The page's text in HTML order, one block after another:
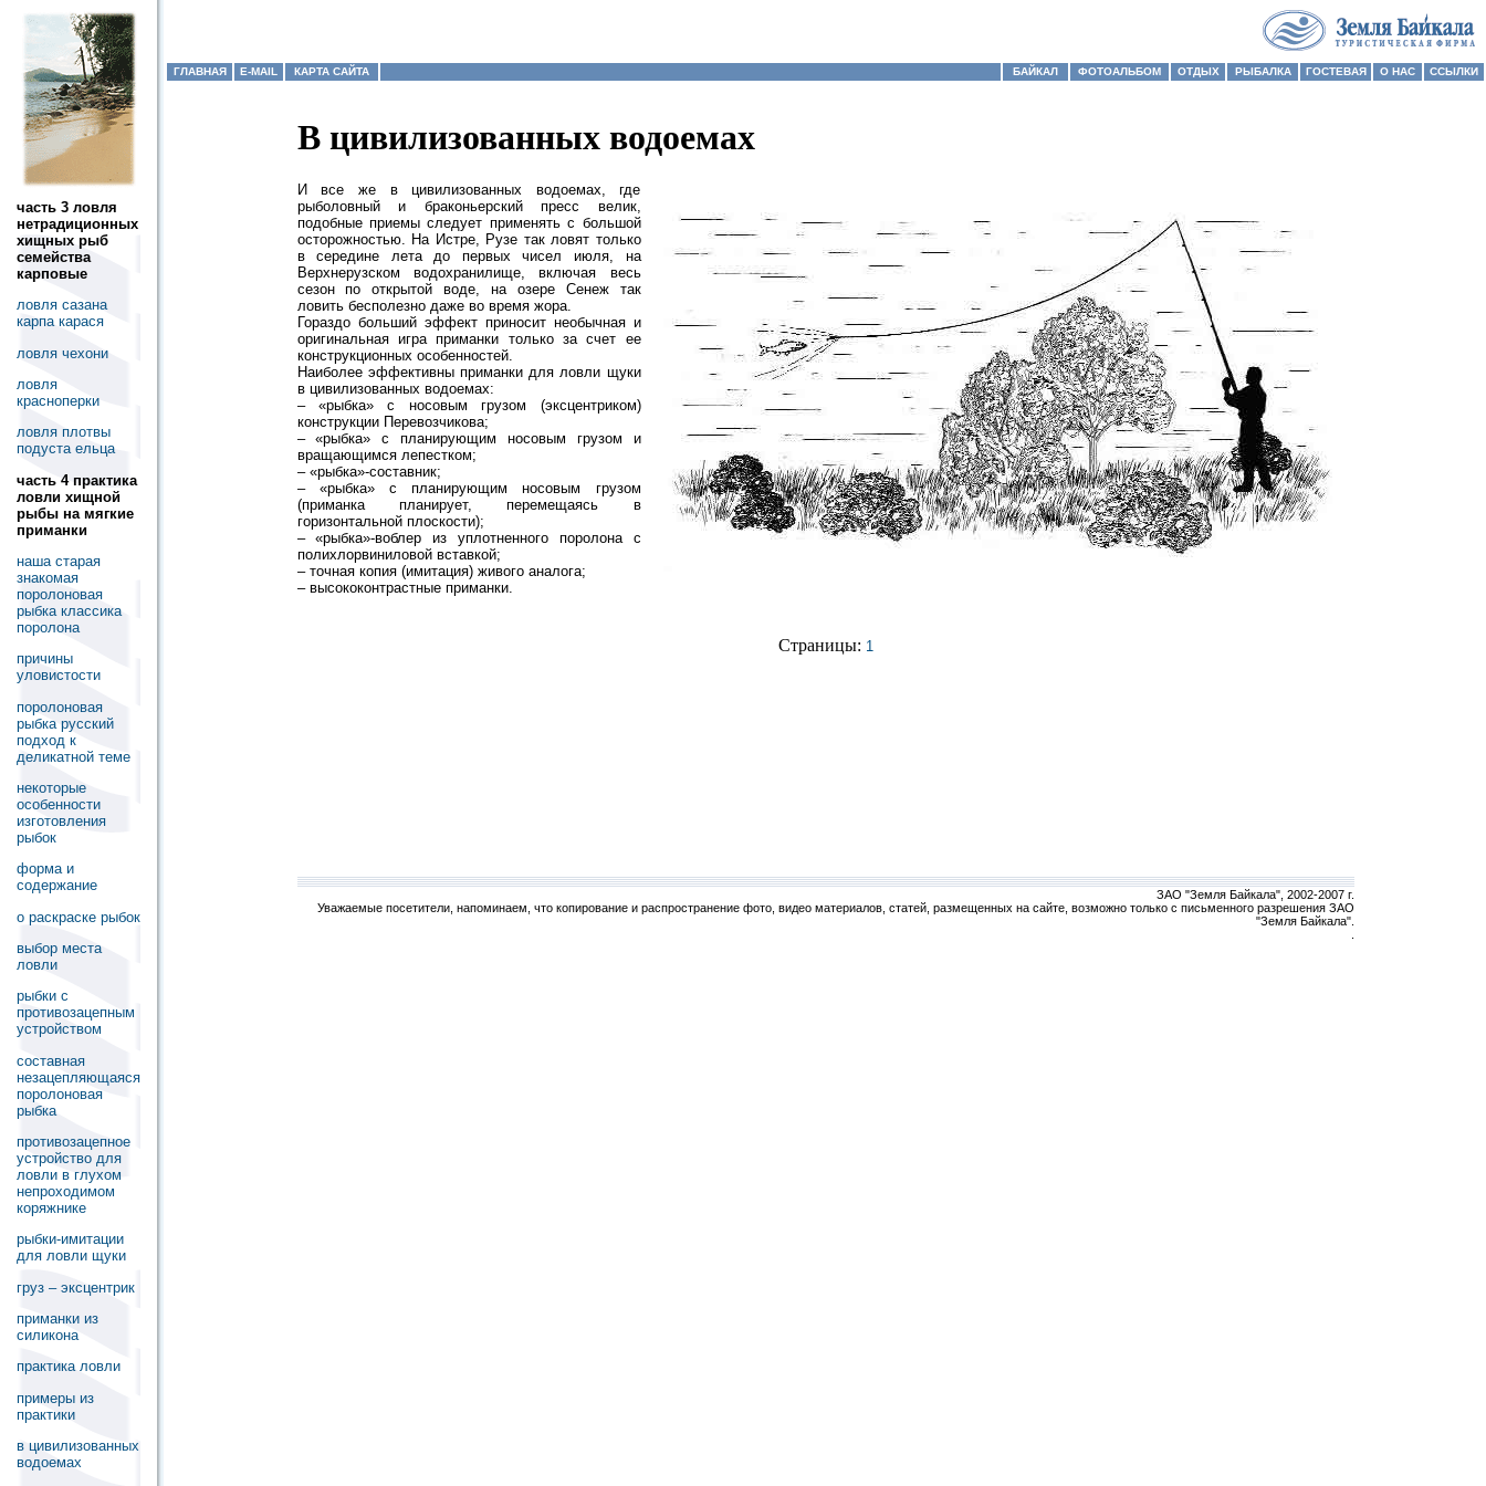
часть 3 ловля
нетрадиционных
хищных рыб
семейства
карповые
ловля сазана
карпа карася
ловля чехони
ловля
красноперки
ловля плотвы
подуста ельца
часть 4 практика
ловли хищной
рыбы на мягкие
приманки
наша старая
знакомая
поролоновая
рыбка классика
поролона
причины
уловистости
поролоновая
рыбка русский
подход к
деликатной теме
некоторые
особенности
изготовления
рыбок
форма и
содержание
о раскраске рыбок
выбор места
ловли
рыбки с
противозацепным
устройством
составная
незацепляющаяся
поролоновая
рыбка
противозацепное
устройство для
ловли в глухом
непроходимом
коряжнике
рыбки-имитации
для ловли щуки
груз – эксцентрик
приманки из
силикона
практика ловли
примеры из
практики
в цивилизованных
водоемах
ГЛАВНАЯ E-MAIL КАРТА САЙТА БАЙКАЛ ФОТОАЛЬБОМ ОТДЫХ РЫБАЛКА ГОСТЕВАЯ О НАС ССЫЛКИ
В цивилизованных водоемах
И все же в цивилизованных водоемах, где
рыболовный и браконьерский пресс велик,
подобные приемы следует применять с большой
осторожностью. На Истре, Рузе так ловят только
в середине лета до первых чисел июля, на
Верхнерузском водохранилище, включая весь
сезон по открытой воде, на озере Сенеж так
ловить бесполезно даже во время жора.
Гораздо больший эффект приносит необычная и
оригинальная игра приманки только за счет ее
конструкционных особенностей.
Наиболее эффективны приманки для ловли щуки
в цивилизованных водоемах:
– «рыбка» с носовым грузом (эксцентриком)
конструкции Перевозчикова;
– «рыбка» с планирующим носовым грузом и
вращающимся лепестком;
– «рыбка»-составник;
– «рыбка» с планирующим носовым грузом
(приманка планирует, перемещаясь в
горизонтальной плоскости);
– «рыбка»-воблер из уплотненного поролона с
полихлорвиниловой вставкой;
– точная копия (имитация) живого аналога;
– высококонтрастные приманки.
Страницы: 1
ЗАО "Земля Байкала", 2002-2007 г.
Уважаемые посетители, напоминаем, что копирование и распространение фото, видео материалов, статей, размещенных на сайте, возможно только с письменного разрешения ЗАО
"Земля Байкала".